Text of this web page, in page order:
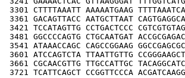
3301 CTTTTAAATT AAAAATGAAG
3361 GACAGTTACC AATGCTTAAT
3421 TCCATAGTTG CCTGACTCCC
3481 GGCCCCAGTG CTGCAATGAT
3541 ATAAACCAGC CAGCCGGAAG
3601 ATCCAGTCTA TTAATTGTTG
3661 CGCAACGTTG TTGCCATTGC
3721 TCATTCAGCT CCGGTTCCCA